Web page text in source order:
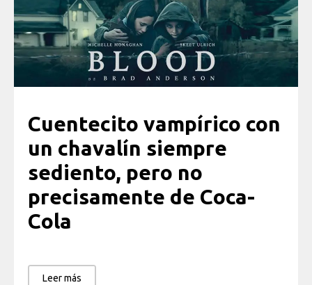
Cuentecito vampírico con
un chavalín siempre
sediento, pero no
precisamente de Coca-
Cola
Leer más